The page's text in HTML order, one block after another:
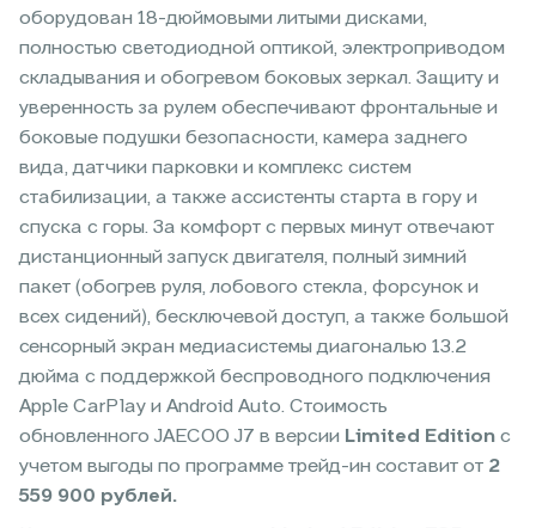
оборудован 18-дюймовыми литыми дисками,
полностью светодиодной оптикой, электроприводом
складывания и обогревом боковых зеркал. Защиту и
уверенность за рулем обеспечивают фронтальные и
боковые подушки безопасности, камера заднего
вида, датчики парковки и комплекс систем
стабилизации, а также ассистенты старта в гору и
спуска с горы. За комфорт с первых минут отвечают
дистанционный запуск двигателя, полный зимний
пакет (обогрев руля, лобового стекла, форсунок и
всех сидений), бесключевой доступ, а также большой
сенсорный экран медиасистемы диагональю 13.2
дюйма с поддержкой беспроводного подключения
Apple CarPlay и Android Auto. Стоимость
обновленного JAECOO J7 в версии Limited Edition с
учетом выгоды по программе трейд-ин составит от 2
559 900 рублей.